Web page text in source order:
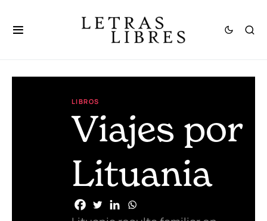
LIBROS
Viajes por
Lituania